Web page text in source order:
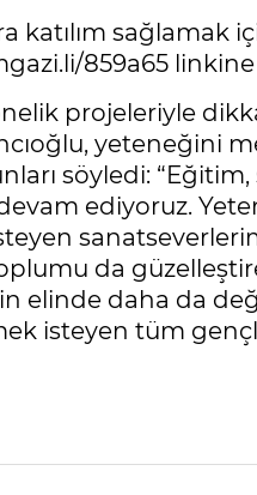
katılım sağlamak
859a65
projeleriyle
yeteneğini
söyledi:
devam ediyoruz.
da
elinde daha da
isteyen tüm